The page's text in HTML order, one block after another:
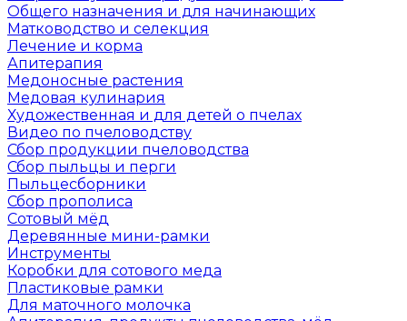
Общего назначения и для начинающих
Матководство и селекция
Лечение и корма
Апитерапия
Медоносные растения
Медовая кулинария
Художественная и для детей о пчелах
Видео по пчеловодству
Сбор продукции пчеловодства
Сбор пыльцы и перги
Пыльцесборники
Сбор прополиса
Сотовый мёд
Деревянные мини-рамки
Инструменты
Коробки для сотового меда
Пластиковые рамки
Для маточного молочка